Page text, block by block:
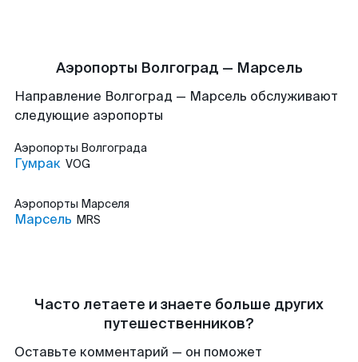
Аэропорты Волгоград — Марсель
Направление Волгоград — Марсель обслуживают
следующие аэропорты
Аэропорты Волгограда
Гумрак VOG
Аэропорты Марселя
Марсель MRS
Часто летаете и знаете больше других
путешественников?
Оставьте комментарий — он поможет